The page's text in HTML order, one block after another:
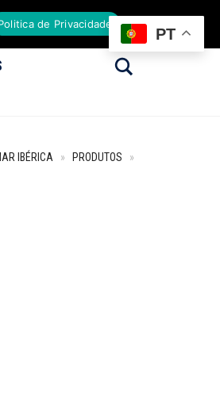
IBÉRICA » PRODUTOS »
PT
de Privacidade